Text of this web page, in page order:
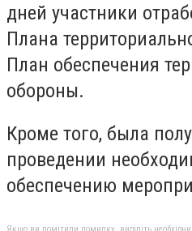
дней участники
Плана
План обеспечения
обороны.
Кроме того, была
проведении
обеспечению
Якщо ви помітили помилку, виділіть